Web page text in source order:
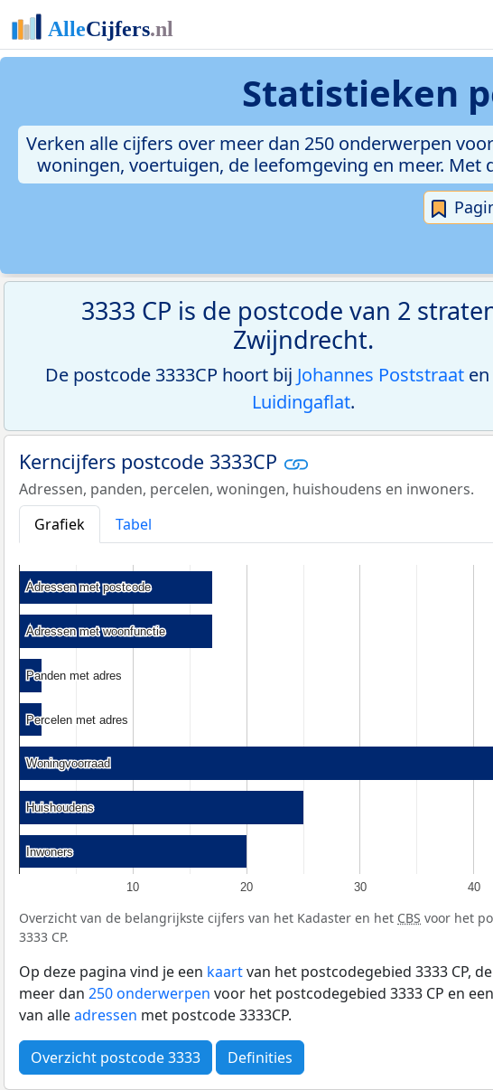
Statistieken
Verken alle cijfers over meer dan 250 onderwerpen
woningen, voertuigen, de leefomgeving en meer.
3333 CP is de postcode van 2
Zwijndrecht.
De postcode 3333CP hoort bij Johannes Poststraat en
Luidingaflat.
Kerncijfers postcode 3333CP
Adressen, panden, percelen, woningen, huishoudens en inwoners.
Grafiek
Tabel
10 20 30 40
Adressen met postcode
Adressen met postcode
Adressen met woonfunctie
Adressen met woonfunctie
Panden met adres
Panden met adres
Percelen met adres
Percelen met adres
Woningvoorraad
Woningvoorraad
Huishoudens
Huishoudens
Inwoners
Inwoners
Overzicht van de belangrijkste cijfers van het Kadaster en het CBS voor het
3333 CP.
Op deze pagina vind je een kaartvan het postcodegebied 3333 CP,
meer dan 250 onderwerpen voor het postcodegebied 3333 CP en
van alleadressen met postcode 3333CP.
Overzicht postcode 3333 Definities